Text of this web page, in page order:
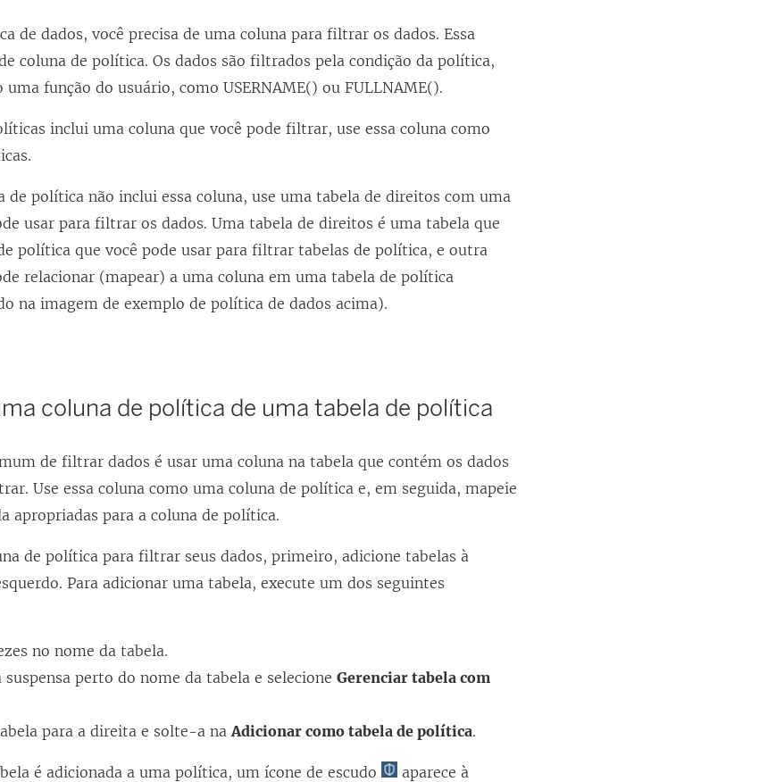
de dados, você precisa de uma coluna para filtrar os dados. Essa
coluna de política. Os dados são filtrados pela condição da política,
uma função do usuário, como USERNAME() ou FULLNAME().
inclui uma coluna que você pode filtrar, use essa coluna como
de política não inclui essa coluna, use uma tabela de direitos com uma
usar para filtrar os dados. Uma tabela de direitos é uma tabela que
política que você pode usar para filtrar tabelas de política, e outra
relacionar (mapear) a uma coluna em uma tabela de política
na imagem de exemplo de política de dados acima).
coluna de política de uma tabela de política
de filtrar dados é usar uma coluna na tabela que contém os dados
Use essa coluna como uma coluna de política e, em seguida, mapeie
apropriadas para a coluna de política.
de política para filtrar seus dados, primeiro, adicione tabelas à
Para adicionar uma tabela, execute um dos seguintes
no nome da tabela.
suspensa perto do nome da tabela e selecioneGerenciar tabela com
para a direita e solte-a naAdicionar como tabela de política.
é adicionada a uma política, um ícone de escudo
aparece à